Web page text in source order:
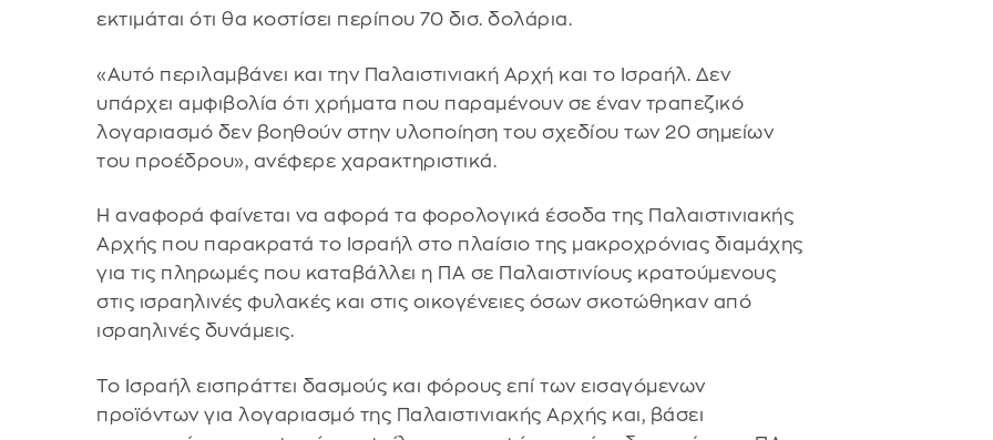
εκτιμάται ότι θα κοστίσει περίπου 70 δισ. δολάρια.
«Αυτό περιλαμβάνει και την Παλαιστινιακή Αρχή και το Ισραήλ. Δεν
υπάρχει αμφιβολία ότι χρήματα που παραμένουν σε έναν τραπεζικό
λογαριασμό δεν βοηθούν στην υλοποίηση του σχεδίου των 20 σημείων
του προέδρου», ανέφερε χαρακτηριστικά.
Η αναφορά φαίνεται να αφορά τα φορολογικά έσοδα της Παλαιστινιακής
Αρχής που παρακρατά το Ισραήλ στο πλαίσιο της μακροχρόνιας διαμάχης
για τις πληρωμές που καταβάλλει η ΠΑ σε Παλαιστινίους κρατούμενους
στις ισραηλινές φυλακές και στις οικογένειες όσων σκοτώθηκαν από
ισραηλινές δυνάμεις.
Το Ισραήλ εισπράττει δασμούς και φόρους επί των εισαγόμενων
προϊόντων για λογαριασμό της Παλαιστινιακής Αρχής και, βάσει